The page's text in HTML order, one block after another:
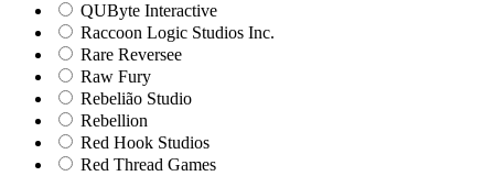
QUByte Interactive
Raccoon Logic Studios Inc.
Rare Reversee
Raw Fury
Rebelião Studio
Rebellion
Red Hook Studios
Red Thread Games